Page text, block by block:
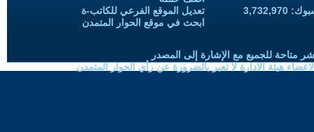
تعديل الموقع الفرعي للكاتب-ة
ابحث في موقع الحوار المتمدن
متاحة للجميع مع الإشارة إلى المصدر
هيئة الادارة لا تعبر بالضرورة عن رأي الحوار المتمدن